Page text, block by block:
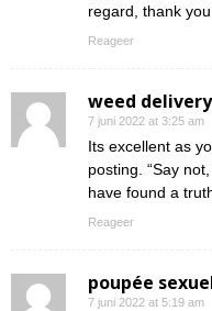
regard, thank
Reageer
weed
7 juni 2022 at 3:25 am
Its excellent as
posting. “Say
have found a
Reageer
poupée
7 juni 2022 at 5:19 am